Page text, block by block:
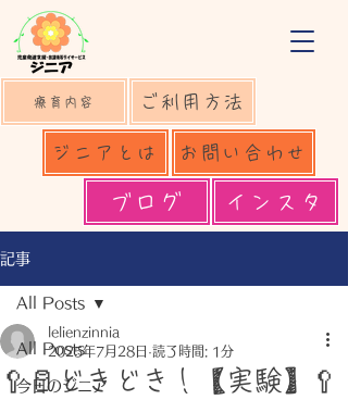
療育内容 ご利用方法
ジニアとは お問い合わせ
ブログ インスタ
記事
All Posts
今日のジニア
All Posts
🥄🥛どきどき！【実験】🥄
lelienzinnia
2025年7月28日 読了時間: 1分